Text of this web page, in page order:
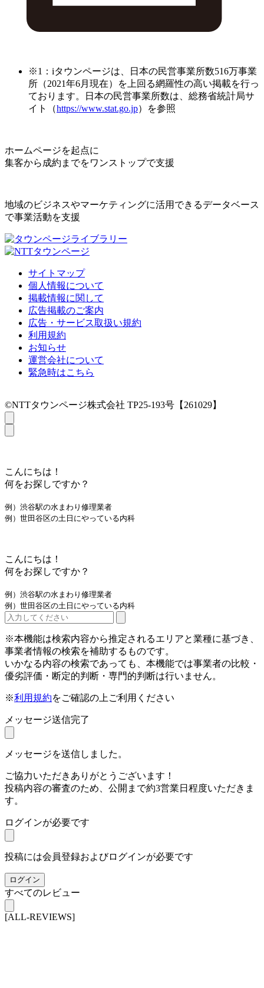
※1：iタウンページは、日本の民営事業所数516万事業
所（2021年6月現在）を上回る網羅性の高い掲載を行っ
ております。日本の民営事業所数は、総務省統計局サ
イト（https://www.stat.go.jp）を参照
ホームページを起点に
集客から成約までをワンストップで支援
地域のビジネスやマーケティングに活用できるデータベース
で事業活動を支援
サイトマップ
個人情報について
掲載情報に関して
広告掲載のご案内
広告・サービス取扱い規約
利用規約
お知らせ
運営会社について
緊急時はこちら
©NTTタウンページ株式会社 TP25-193号【261029】
こんにちは！
何をお探しですか？
例）渋谷駅の水まわり修理業者
例）世田谷区の土日にやっている内科
こんにちは！
何をお探しですか？
例）渋谷駅の水まわり修理業者
例）世田谷区の土日にやっている内科
※本機能は検索内容から推定されるエリアと業種に基づき、
事業者情報の検索を補助するものです。
いかなる内容の検索であっても、本機能では事業者の比較・
優劣評価・断定的判断・専門的判断は行いません。
※利用規約をご確認の上ご利用ください
メッセージ送信完了
メッセージを送信しました。
ご協力いただきありがとうございます！
投稿内容の審査のため、公開まで約3営業日程度いただきま
す。
ログインが必要です
投稿には会員登録およびログインが必要です
ログイン
すべてのレビュー
[ALL-REVIEWS]